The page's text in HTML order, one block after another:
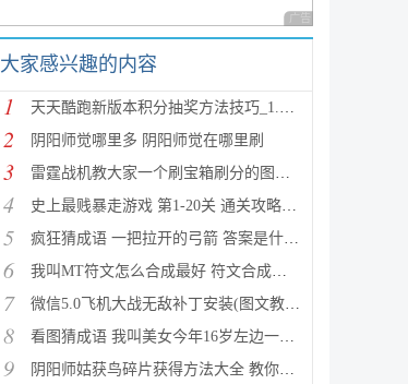
广告 商业广告，理性
大家感兴趣的内容
1 天天酷跑新版本积分抽奖方法技巧_1.0.8.0版新人物新坐
2 阴阳师觉哪里多 阴阳师觉在哪里刷
3 雷霆战机教大家一个刷宝箱刷分的图文教程
4 史上最贱暴走游戏 第1-20关 通关攻略(图文详解)
5 疯狂猜成语 一把拉开的弓箭 答案是什么成语
6 我叫MT符文怎么合成最好 符文合成攻略推荐
7 微信5.0飞机大战无敌补丁安装(图文教程) 高分攻略
8 看图猜成语 我叫美女今年16岁左边一个女人 答案是什么
9 阴阳师姑获鸟碎片获得方法大全 教你如何快速获得姑获